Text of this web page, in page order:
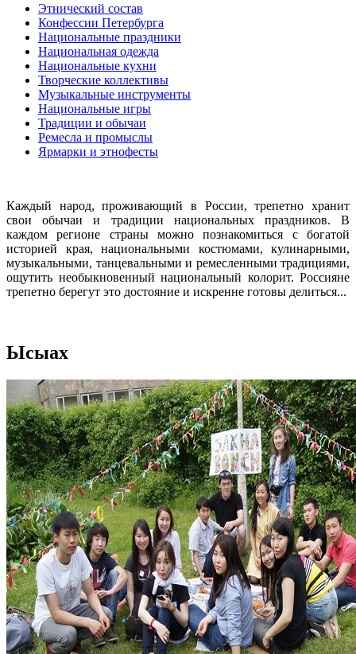
Этнический состав
Конфессии Петербурга
Национальные праздники
Национальная одежда
Национальные кухни
Творческие коллективы
Музыкальные инструменты
Национальные игры
Традиции и обычаи
Ремесла и промыслы
Ярмарки и этнофесты
Каждый народ, проживающий в России, трепетно хранит
свои обычаи и традиции национальных праздников. В
каждом регионе страны можно познакомиться с богатой
историей края, национальными костюмами, кулинарными,
музыкальными, танцевальными и ремесленными традициями,
ощутить необыкновенный национальный колорит. Россияне
трепетно берегут это достояние и искренне готовы делиться...
Ысыах